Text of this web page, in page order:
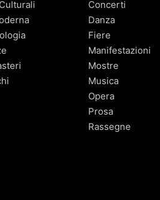
Concerti
Danza
Fiere
Manifestazioni
Mostre
Musica
Opera
Prosa
Rassegne